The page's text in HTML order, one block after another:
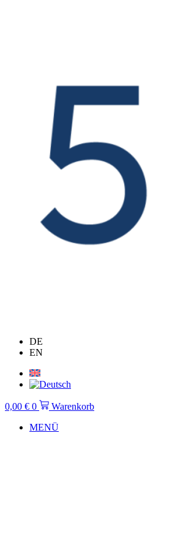
DE
EN
0,00 € 0
Warenkorb
MENÜ